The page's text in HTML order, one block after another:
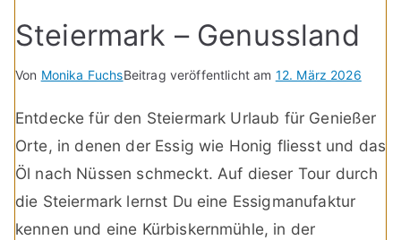
Steiermark – Genussland
Von Monika FuchsBeitrag veröffentlicht am 12. März 2026
Entdecke für den Steiermark Urlaub für Genießer
Orte, in denen der Essig wie Honig fliesst und das
Öl nach Nüssen schmeckt. Auf dieser Tour durch
die Steiermark lernst Du eine Essigmanufaktur
kennen und eine Kürbiskernmühle, in der